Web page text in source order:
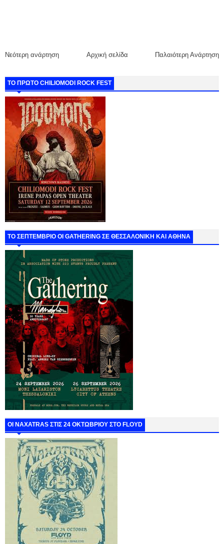
Νεότερη ανάρτηση Παλαιότερη Ανάρτηση
Αρχική σελίδα
ΤΟ ΠΡΩΤΟ CHILIOMODI ROCK FEST
ΤΟ ΣΕΠΤΕΜΒΡΙΟ ΟΙ GATHERING ΣΕ ΘΕΣΣΑΛΟΝΙΚΗ ΚΑΙ ΑΘΗΝΑ
ΟΙ NAXATRAS ΣΤΙΣ 24 ΟΚΤΩΒΡΙΟΥ ΣΤΟ FLOYD